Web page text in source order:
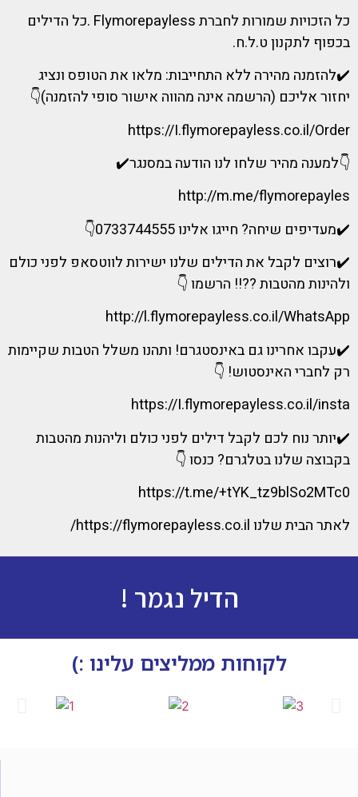
כל הזכויות שמורות לחברת Flymorepayless .כל הדילים
בכפוף לתקנון ט.ל.ח.
✔️להזמנה מהירה ללא התחייבות: מלאו את הטופס ונציג
יחזור אליכם (הרשמה אינה מהווה אישור סופי להזמנה)👇
https://I.flymorepayless.co.il/Order
👇למענה מהיר שלחו לנו הודעה במסנגר✔️
http://m.me/flymorepayles
✔️מעדיפים שיחה? חייגו אלינו 0733744555👇
✔️רוצים לקבל את הדילים שלנו ישירות לווטסאפ לפני כולם
ולהינות מהטבות ??!! הרשמו 👇
http://l.flymorepayless.co.il/WhatsApp
✔️עקבו אחרינו גם באינסטגרם! ותהנו משלל הטבות שקיימות
רק לחברי האינסטוש! 👇
https://I.flymorepayless.co.il/insta
✔️יותר נוח לכם לקבל דילים לפני כולם וליהנות מהטבות
בקבוצה שלנו בטלגרם? כנסו 👇
https://t.me/+tYK_tz9blSo2MTc0
לאתר הבית שלנו https://flymorepayless.co.il/
הדיל נגמר !
לקוחות ממליצים עלינו :)